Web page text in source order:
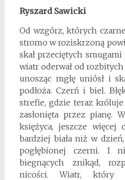
Ryszard Sawicki
Od wzgórz, których
stromo w roziskrzoną
skał przeciętych smugami
wiatr oderwał od
unosząc mgłę uniósł i
podłoża. Czerń i biel.
strefie, gdzie teraz króluje
zasłonięta przez pianę.
księżyca, jeszcze więcej
bardziej biała niż w
pogłębionej czerni. I
biegnących znikąd,
nicości. Wiatr, który